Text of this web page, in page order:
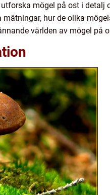
mögel på ost i detalj
hur de olika
världen av mögel på